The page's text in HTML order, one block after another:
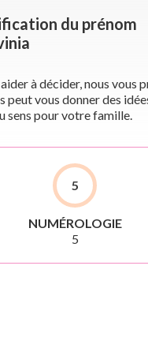
du prénom
à décider, nous
vous donner des
sens pour votre famille.
5
NUMÉROLOGIE
5